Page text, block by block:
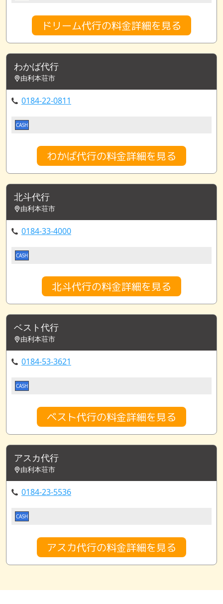
ドリーム代行の料金詳細を見る
わかば代行
由利本荘市
0184-22-0811
CASH
わかば代行の料金詳細を見る
北斗代行
由利本荘市
0184-33-4000
CASH
北斗代行の料金詳細を見る
ベスト代行
由利本荘市
0184-53-3621
CASH
ベスト代行の料金詳細を見る
アスカ代行
由利本荘市
0184-23-5536
CASH
アスカ代行の料金詳細を見る